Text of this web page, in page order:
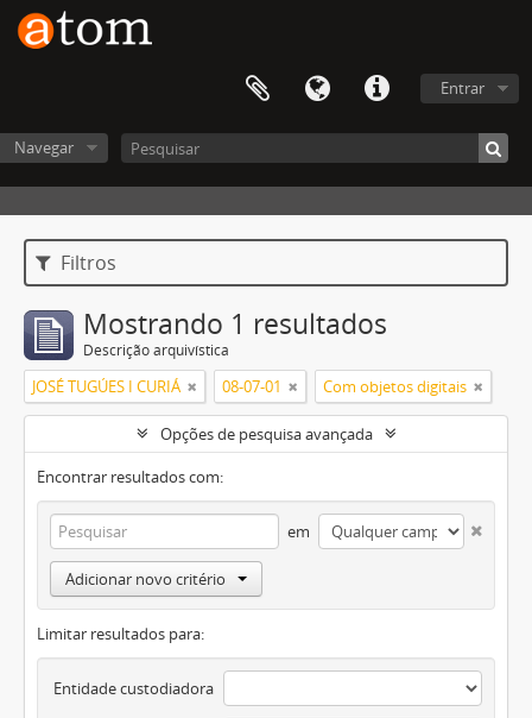
Entrar
Navegar
Filtros
Mostrando 1 resultados
Descrição arquivística
JOSÉ TUGÚES I CURIÁ 08-07-01 Com objetos digitais
Opções de pesquisa avançada
Encontrar resultados com:
em
Adicionar novo critério
Limitar resultados para:
Entidade custodiadora